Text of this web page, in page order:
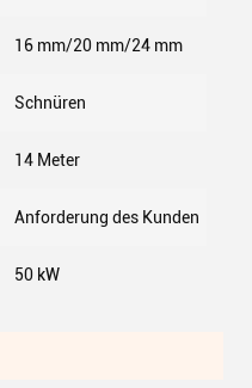
16 mm/20 mm/24 mm
Schnüren
14 Meter
Anforderung des Kunden
50 kW